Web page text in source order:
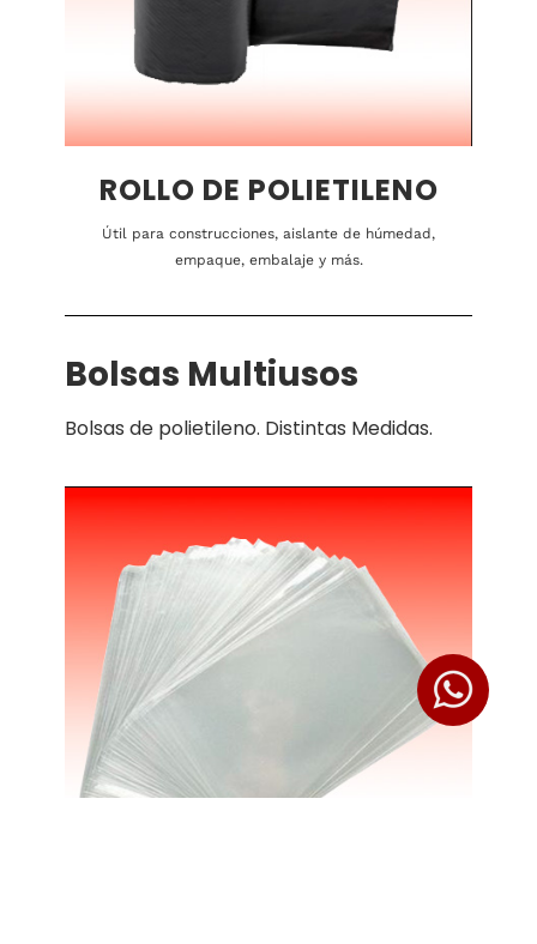
ROLLO DE POLIETILENO
Útil para construcciones, aislante de húmedad,
empaque, embalaje y más.
Bolsas Multiusos
Bolsas de polietileno. Distintas Medidas.